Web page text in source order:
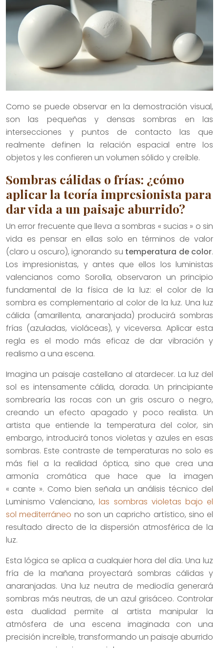
Como se puede observar en la demostración visual,
son las pequeñas y densas sombras en las
intersecciones y puntos de contacto las que
realmente definen la relación espacial entre los
objetos y les confieren un volumen sólido y creíble.
Sombras cálidas o frías: ¿cómo
aplicar la teoría impresionista para
dar vida a un paisaje aburrido?
Un error frecuente que lleva a sombras « sucias » o sin
vida es pensar en ellas solo en términos de valor
(claro u oscuro), ignorando su temperatura de color.
Los impresionistas, y antes que ellos los luministas
valencianos como Sorolla, observaron un principio
fundamental de la física de la luz: el color de la
sombra es complementario al color de la luz. Una luz
cálida (amarillenta, anaranjada) producirá sombras
frías (azuladas, violáceas), y viceversa. Aplicar esta
regla es el modo más eficaz de dar vibración y
realismo a una escena.
Imagina un paisaje castellano al atardecer. La luz del
sol es intensamente cálida, dorada. Un principiante
sombrearía las rocas con un gris oscuro o negro,
creando un efecto apagado y poco realista. Un
artista que entiende la temperatura del color, sin
embargo, introducirá tonos violetas y azules en esas
sombras. Este contraste de temperaturas no solo es
más fiel a la realidad óptica, sino que crea una
armonía cromática que hace que la imagen
« cante ». Como bien señala un análisis técnico del
Luminismo Valenciano,las sombras violetas bajo el
sol mediterráneo no son un capricho artístico, sino el
resultado directo de la dispersión atmosférica de la
luz.
Esta lógica se aplica a cualquier hora del día. Una luz
fría de la mañana proyectará sombras cálidas y
anaranjadas. Una luz neutra de mediodía generará
sombras más neutras, de un azul grisáceo. Controlar
esta dualidad permite al artista manipular la
atmósfera de una escena imaginada con una
precisión increíble, transformando un paisaje aburrido